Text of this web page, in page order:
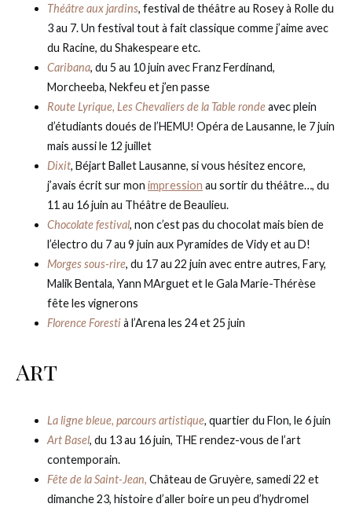
Théâtre aux jardins, festival de théâtre au Rosey à Rolle du
3 au 7. Un festival tout à fait classique comme j’aime avec
du Racine, du Shakespeare etc.
Caribana, du 5 au 10 juin avec Franz Ferdinand,
Morcheeba, Nekfeu et j’en passe
Route Lyrique, Les Chevaliers de la Table rondeavec plein
d’étudiants doués de l’HEMU! Opéra de Lausanne, le 7 juin
mais aussi le 12 juillet
Dixit, Béjart Ballet Lausanne, si vous hésitez encore,
j’avais écrit sur mon impression au sortir du théâtre…, du
11 au 16 juin au Théâtre de Beaulieu.
Chocolate festival, non c’est pas du chocolat mais bien de
l’électro du 7 au 9 juin aux Pyramides de Vidy et au D!
Morges sous-rire, du 17 au 22 juin avec entre autres, Fary,
Malik Bentala, Yann MArguet et le Gala Marie-Thérèse
fête les vignerons
Florence Foresti à l’Arena les 24 et 25 juin
Art
La ligne bleue, parcours artistique, quartier du Flon, le 6 juin
Art Basel, du 13 au 16 juin, THE rendez-vous de l’art
contemporain.
Fête de la Saint-Jean, Château de Gruyère, samedi 22 et
dimanche 23, histoire d’aller boire un peu d’hydromel